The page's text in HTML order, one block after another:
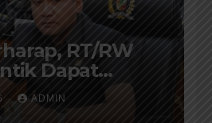
RT/RW
Dapat
Pelayanan
Masyarakat
ADMIN